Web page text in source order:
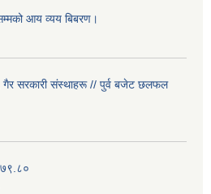
आय व्यय बिबरण।
गैर सरकारी संस्थाहरू // पुर्व बजेट छलफल